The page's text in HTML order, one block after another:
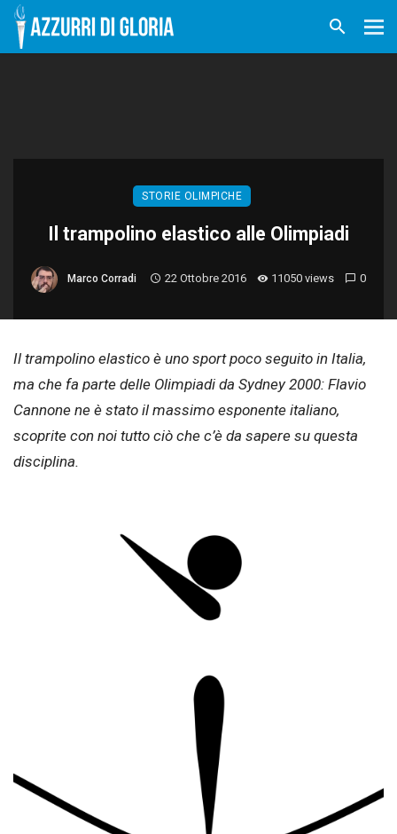
STORIE OLIMPICHE
Il trampolino elastico alle Olimpiadi
Marco Corradi 22 Ottobre 2016 11050 views 0
Il trampolino elastico è uno sport poco seguito in Italia,
ma che fa parte delle Olimpiadi da Sydney 2000: Flavio
Cannone ne è stato il massimo esponente italiano,
scoprite con noi tutto ciò che c’è da sapere su questa
disciplina.